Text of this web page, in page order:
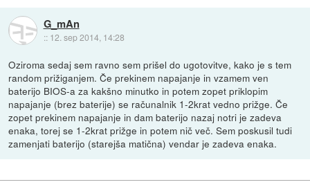
G_mAn
:: 12. sep 2014, 14:28
Oziroma sedaj sem ravno sem prišel do ugotovitve, kako je s tem
random prižiganjem. Če prekinem napajanje in vzamem ven
baterijo BIOS-a za kakšno minutko in potem zopet priklopim
napajanje (brez baterije) se računalnik 1-2krat vedno prižge. Če
zopet prekinem napajanje in dam baterijo nazaj notri je zadeva
enaka, torej se 1-2krat prižge in potem nič več. Sem poskusil tudi
zamenjati baterijo (starejša matična) vendar je zadeva enaka.